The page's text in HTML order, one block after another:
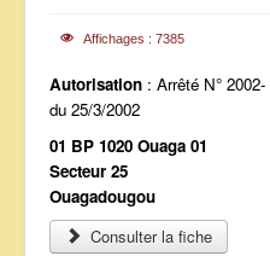
Affichages : 7385
Autorisation : Arrêté N°
du 25/3/2002
01 BP 1020 Ouaga 01
Secteur 25
Ouagadougou
Consulter la fiche